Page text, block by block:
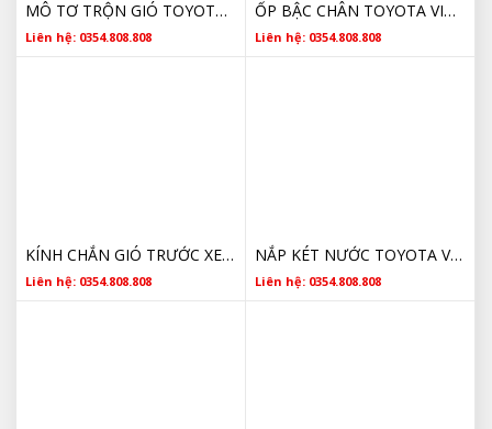
MÔ TƠ TRỘN GIÓ TOYOTA GIÁ TỐT
Liên hệ: 0354.808.808
ỐP BẬC CHÂN TOYOTA VIOS CHÍNH HÃNG
Liên hệ: 0354.808.808
KÍNH CHẮN GIÓ TRƯỚC XE TOYOTA VIOS GIÁ TỐT
Liên hệ: 0354.808.808
NẮP KÉT NƯỚC TOYOTA VIOS 164010C030 CHÍNH HÃNG
Liên hệ: 0354.808.808